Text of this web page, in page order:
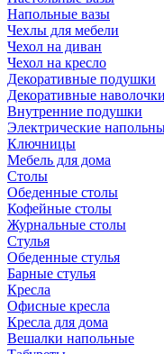
Напольные вазы
Чехлы для мебели
Чехол на диван
Чехол на кресло
Декоративные подушки
Декоративные наволочки
Внутренние подушки
Электрические
Ключницы
Мебель для дома
Столы
Обеденные столы
Кофейные столы
Журнальные столы
Стулья
Обеденные стулья
Барные стулья
Кресла
Офисные кресла
Кресла для дома
Вешалки напольные